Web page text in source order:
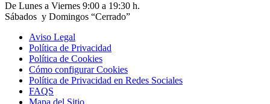
De Lunes a Viernes 9:00 a 19:30 h.
Sábados y Domingos “Cerrado”
Aviso Legal
Política de Privacidad
Política de Cookies
Cómo configurar Cookies
Política de Privacidad en Redes Sociales
FAQS